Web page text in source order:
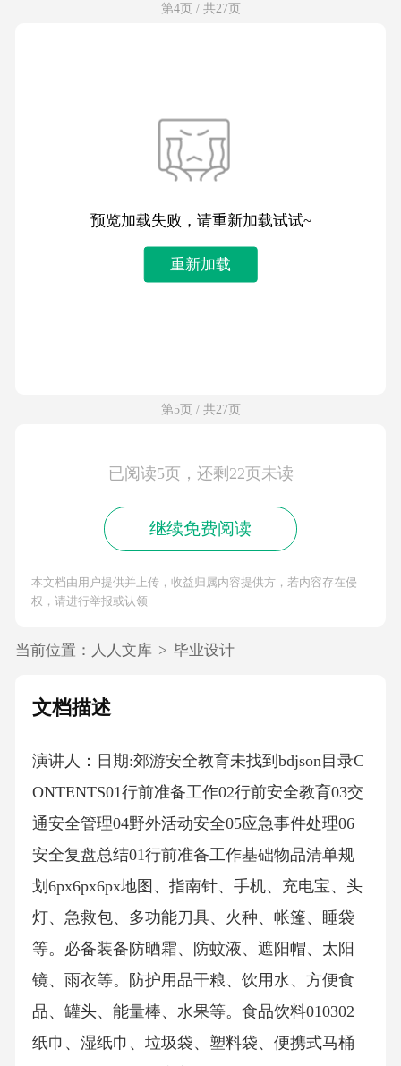
第4页 / 共27页
预览加载失败，请重新加载试试~
重新加载
第5页 / 共27页
已阅读5页，还剩22页未读
继续免费阅读
本文档由用户提供并上传，收益归属内容提供方，若内容存在侵
权，请进行举报或认领
当前位置： 人人文库 > 毕业设计
文档描述
演讲人：日期:郊游安全教育未找到bdjson目录C
ONTENTS01行前准备工作02行前安全教育03交
通安全管理04野外活动安全05应急事件处理06
安全复盘总结01行前准备工作基础物品清单规
划6px6px6px地图、指南针、手机、充电宝、头
灯、急救包、多功能刀具、火种、帐篷、睡袋
等。必备装备防晒霜、防蚊液、遮阳帽、太阳
镜、雨衣等。防护用品干粮、饮用水、方便食
品、罐头、能量棒、水果等。食品饮料010302
纸巾、湿纸巾、垃圾袋、塑料袋、便携式马桶